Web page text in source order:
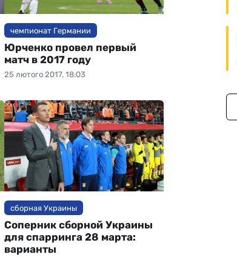
чемпионат Германии
25 лютого 2017, 18:03
Юрченко провел первый
матч в 2017 году
сборная Украины
Соперник сборной Украины
для спарринга 28 марта:
варианты